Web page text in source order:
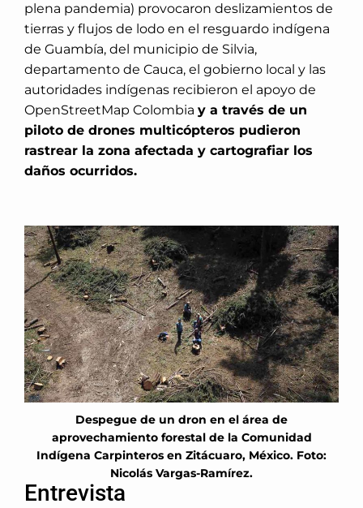
plena pandemia) provocaron deslizamientos de
tierras y flujos de lodo en el resguardo indígena
de Guambía, del municipio de Silvia,
departamento de Cauca, el gobierno local y las
autoridades indígenas recibieron el apoyo de
OpenStreetMap Colombia y a través de un
piloto de drones multicópteros pudieron
rastrear la zona afectada y cartografiar los
daños ocurridos.
Despegue de un dron en el área de
aprovechamiento forestal de la Comunidad
Indígena Carpinteros en Zitácuaro, México. Foto:
Nicolás Vargas-Ramírez.
Entrevista